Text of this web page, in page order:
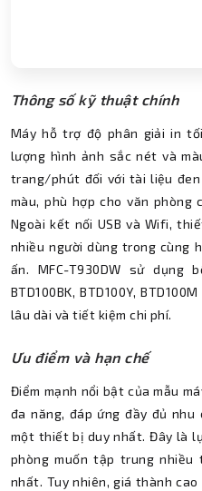
Thông số kỹ thuật chính
Máy hỗ trợ độ phân giải in
lượng hình ảnh sắc nét và
trang/phút đối với tài liệu
màu, phù hợp cho văn phòng
Ngoài kết nối USB và Wifi,
nhiều người dùng trong cùng
ấn. MFC-T930DW sử dụng
BTD100BK, BTD100Y,
lâu dài và tiết kiệm chi phí.
Ưu điểm và hạn chế
Điểm mạnh nổi bật của mẫu
đa năng, đáp ứng đầy đủ
một thiết bị duy nhất. Đây là
phòng muốn tập trung
nhất. Tuy nhiên, giá thành